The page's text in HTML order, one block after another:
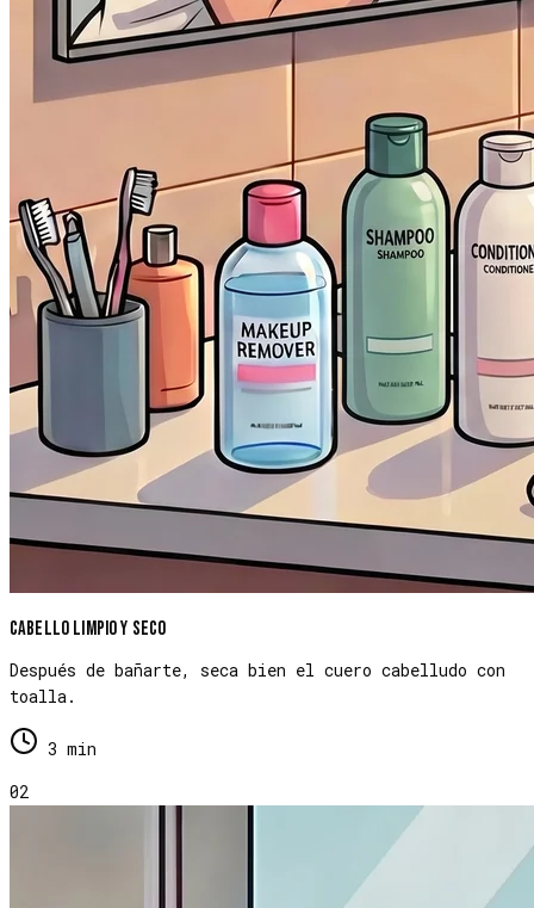
Cabello limpio y seco
Después de bañarte, seca bien el cuero cabelludo con
toalla.
3 min
02